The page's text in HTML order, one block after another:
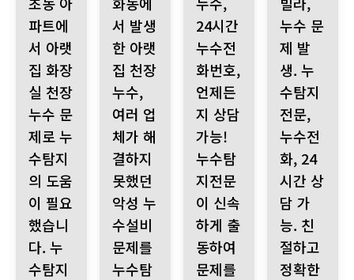
파트에
서 아랫
집 화장
실 천장
누수 문
제로 누
수탐지
의 도움
이 필요
했습니
다. 누
수탐지
서 발생
한 아랫
집 천장
누수,
여러 업
체가 해
결하지
못했던
악성 누
수설비
문제를
누수탐
24시간
누수전
화번호,
언제든
지 상담
가능!
누수탐
지전문
이 신속
하게 출
동하여
문제를
누수 문
제 발
생. 누
수탐지
전문,
누수전
화, 24
시간 상
담 가
능. 친
절하고
정확한